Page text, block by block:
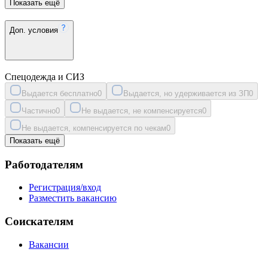
Показать ещё
Доп. условия
Спецодежда и СИЗ
Выдается бесплатно0 Выдается, но удерживается из ЗП0
Частично0 Не выдается, не компенсируется0
Не выдается, компенсируется по чекам0
Показать ещё
Работодателям
Регистрация/вход
Разместить вакансию
Соискателям
Вакансии